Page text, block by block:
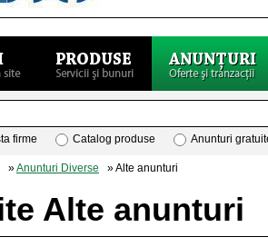
firme Catalog produse Anunturi
»Anunturi Diverse » Alte anunturi
Alte anunturi